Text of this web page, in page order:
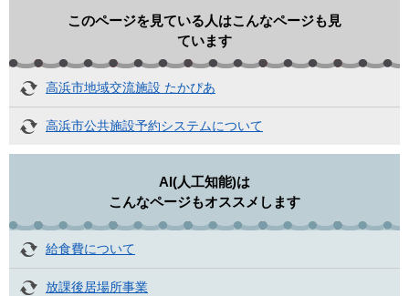
このページを見ている人はこんなページも見
ています
高浜市地域交流施設 たかぴあ
高浜市公共施設予約システムについて
AI(人工知能)は
こんなページもオススメします
給食費について
放課後居場所事業